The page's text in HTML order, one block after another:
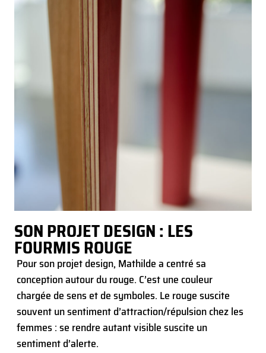
SON PROJET DESIGN : LES
FOURMIS ROUGE
Pour son projet design, Mathilde a centré sa
conception autour du rouge. C’est une couleur
chargée de sens et de symboles. Le rouge suscite
souvent un sentiment d’attraction/répulsion chez les
femmes : se rendre autant visible suscite un
sentiment d’alerte.